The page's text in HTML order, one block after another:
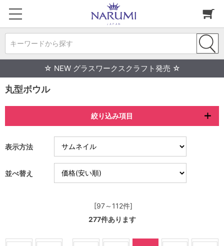
キーワードから探す
☆ NEW グラスワークスクラフト発売 ☆
丸型ボウル
絞り込み項目
表示方法
並べ替え
[97～112件]
277件あります